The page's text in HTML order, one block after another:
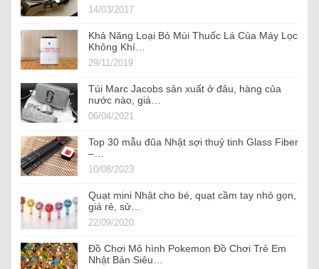
14/03/2017
Khả Năng Loại Bỏ Mùi Thuốc Lá Của Máy Lọc
Không Khí…
29/11/2019
Túi Marc Jacobs sản xuất ở đâu, hàng của
nước nào, giá…
06/04/2021
Top 30 mẫu đũa Nhật sợi thuỷ tinh Glass Fiber
–…
10/08/2023
Quạt mini Nhật cho bé, quạt cầm tay nhỏ gọn,
giá rẻ, sử…
22/09/2020
Đồ Chơi Mô hình Pokemon Đồ Chơi Trẻ Em
Nhật Bản Siêu…